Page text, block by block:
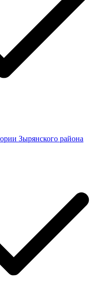
Зырянского района